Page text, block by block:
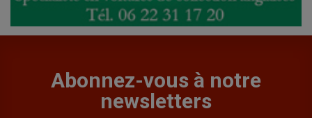
Abonnez-vous à notre
newsletters